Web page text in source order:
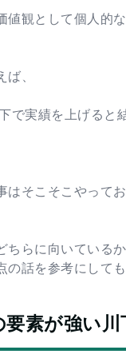
観として個人的
、
で実績を上げると
そこそこやって
らに向いている
話を参考にして
要素が強い川